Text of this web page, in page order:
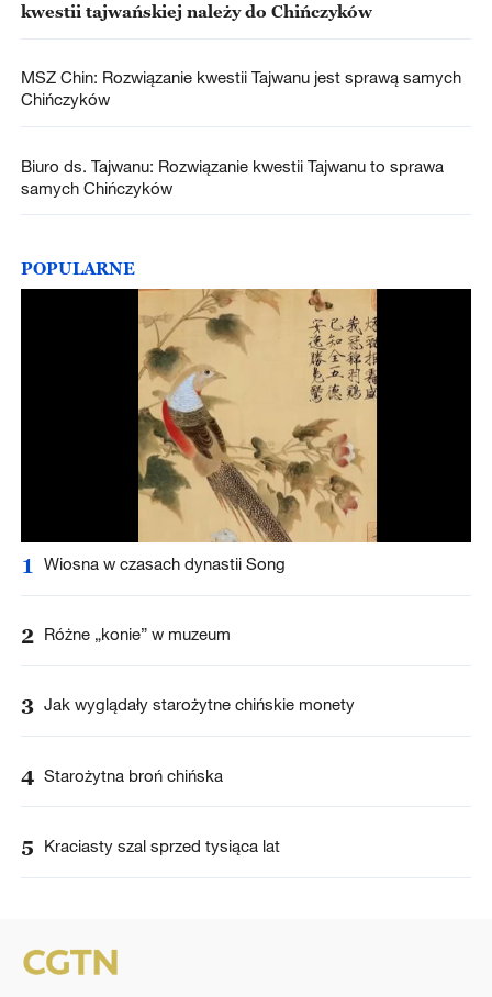
kwestii tajwańskiej należy do Chińczyków
MSZ Chin: Rozwiązanie kwestii Tajwanu jest sprawą samych
Chińczyków
Biuro ds. Tajwanu: Rozwiązanie kwestii Tajwanu to sprawa
samych Chińczyków
POPULARNE
1 Wiosna w czasach dynastii Song
2 Różne „konie” w muzeum
3 Jak wyglądały starożytne chińskie monety
4 Starożytna broń chińska
5 Kraciasty szal sprzed tysiąca lat